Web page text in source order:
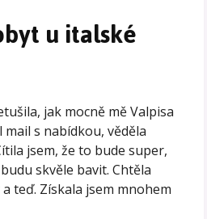
u italské
jak mocně mě Valpisa
s nabídkou, věděla
jsem, že to bude super,
skvěle bavit. Chtěla
teď. Získala jsem mnohem